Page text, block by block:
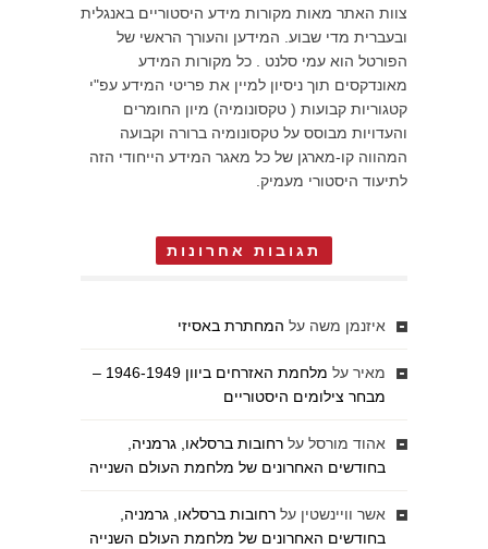
צוות האתר מאות מקורות מידע היסטוריים באנגלית
ובעברית מדי שבוע. המידען והעורך הראשי של
הפורטל הוא עמי סלנט . כל מקורות המידע
מאונדקסים תוך ניסיון למיין את פריטי המידע עפ"י
קטגוריות קבועות ( טקסונומיה) מיון החומרים
והעדויות מבוסס על טקסונומיה ברורה וקבועה
המהווה קו-מארגן של כל מאגר המידע הייחודי הזה
לתיעוד היסטורי מעמיק.
תגובות אחרונות
איזנמן משה על המחתרת באסיזי
מאיר על
מלחמת האזרחים ביוון 1946-1949 –
מבחר צילומים היסטוריים
אהוד מורסל על רחובות ברסלאו, גרמניה,
בחודשים האחרונים של מלחמת העולם השנייה
אשר וויינשטין על רחובות ברסלאו, גרמניה,
בחודשים האחרונים של מלחמת העולם השנייה